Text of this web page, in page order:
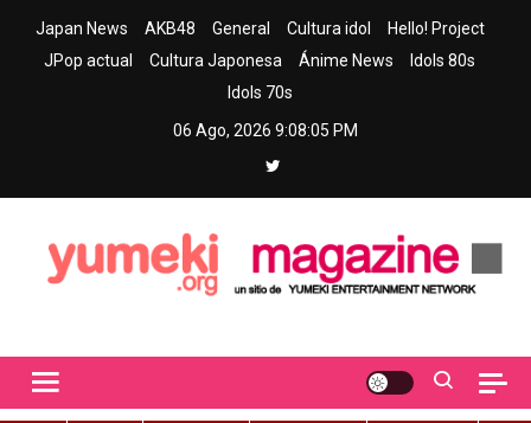
Japan News AKB48 General Cultura idol
Hello! Project
JPop actual
Cultura Japonesa Ánime News
Idols 80s
Idols 70s
06 Ago, 2026 9:08:06 PM